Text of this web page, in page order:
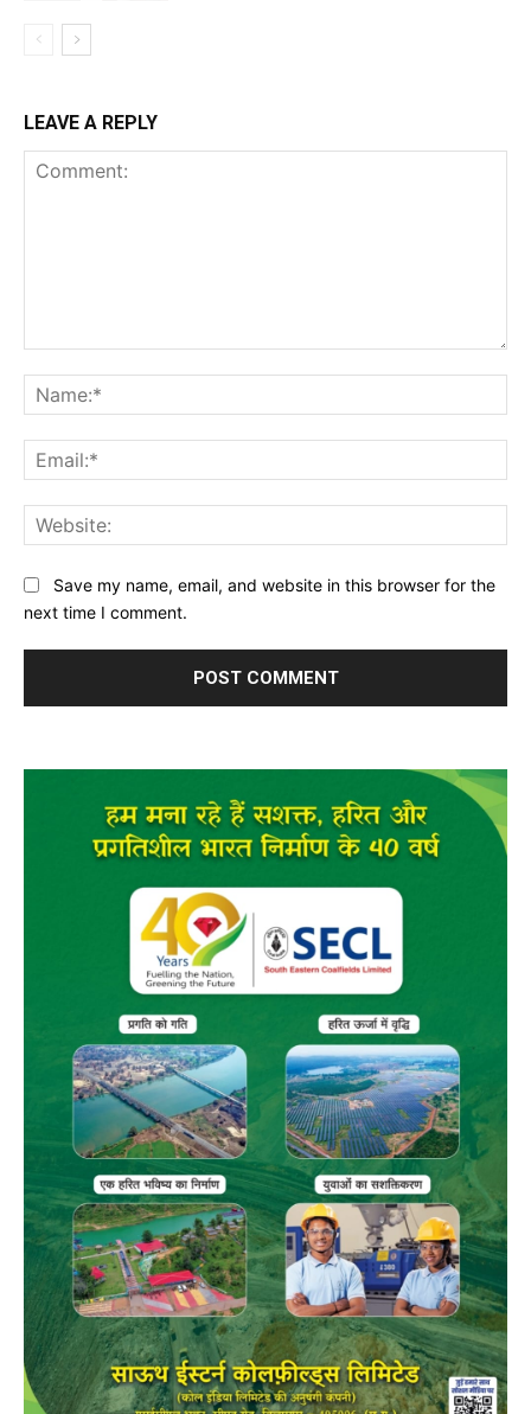
LEAVE A REPLY
Save my name, email, and website in this browser for the
next time I comment.